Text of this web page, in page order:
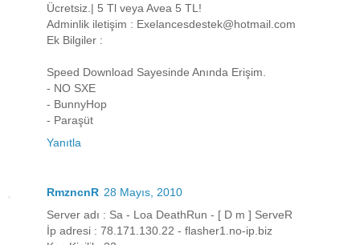
Ücretsiz.| 5 Tl veya Avea 5 TL!
Adminlik iletişim : Exelancesdestek@hotmail.com
Ek Bilgiler :
Speed Download Sayesinde Anında Erişim.
- NO SXE
- BunnyHop
- Paraşüt
Yanıtla
RmzncnR 28 Mayıs, 2010
Server adı : Sa - Loa DeathRun - [ D m ] ServeR
İp adresi : 78.171.130.22 - flasher1.no-ip.biz